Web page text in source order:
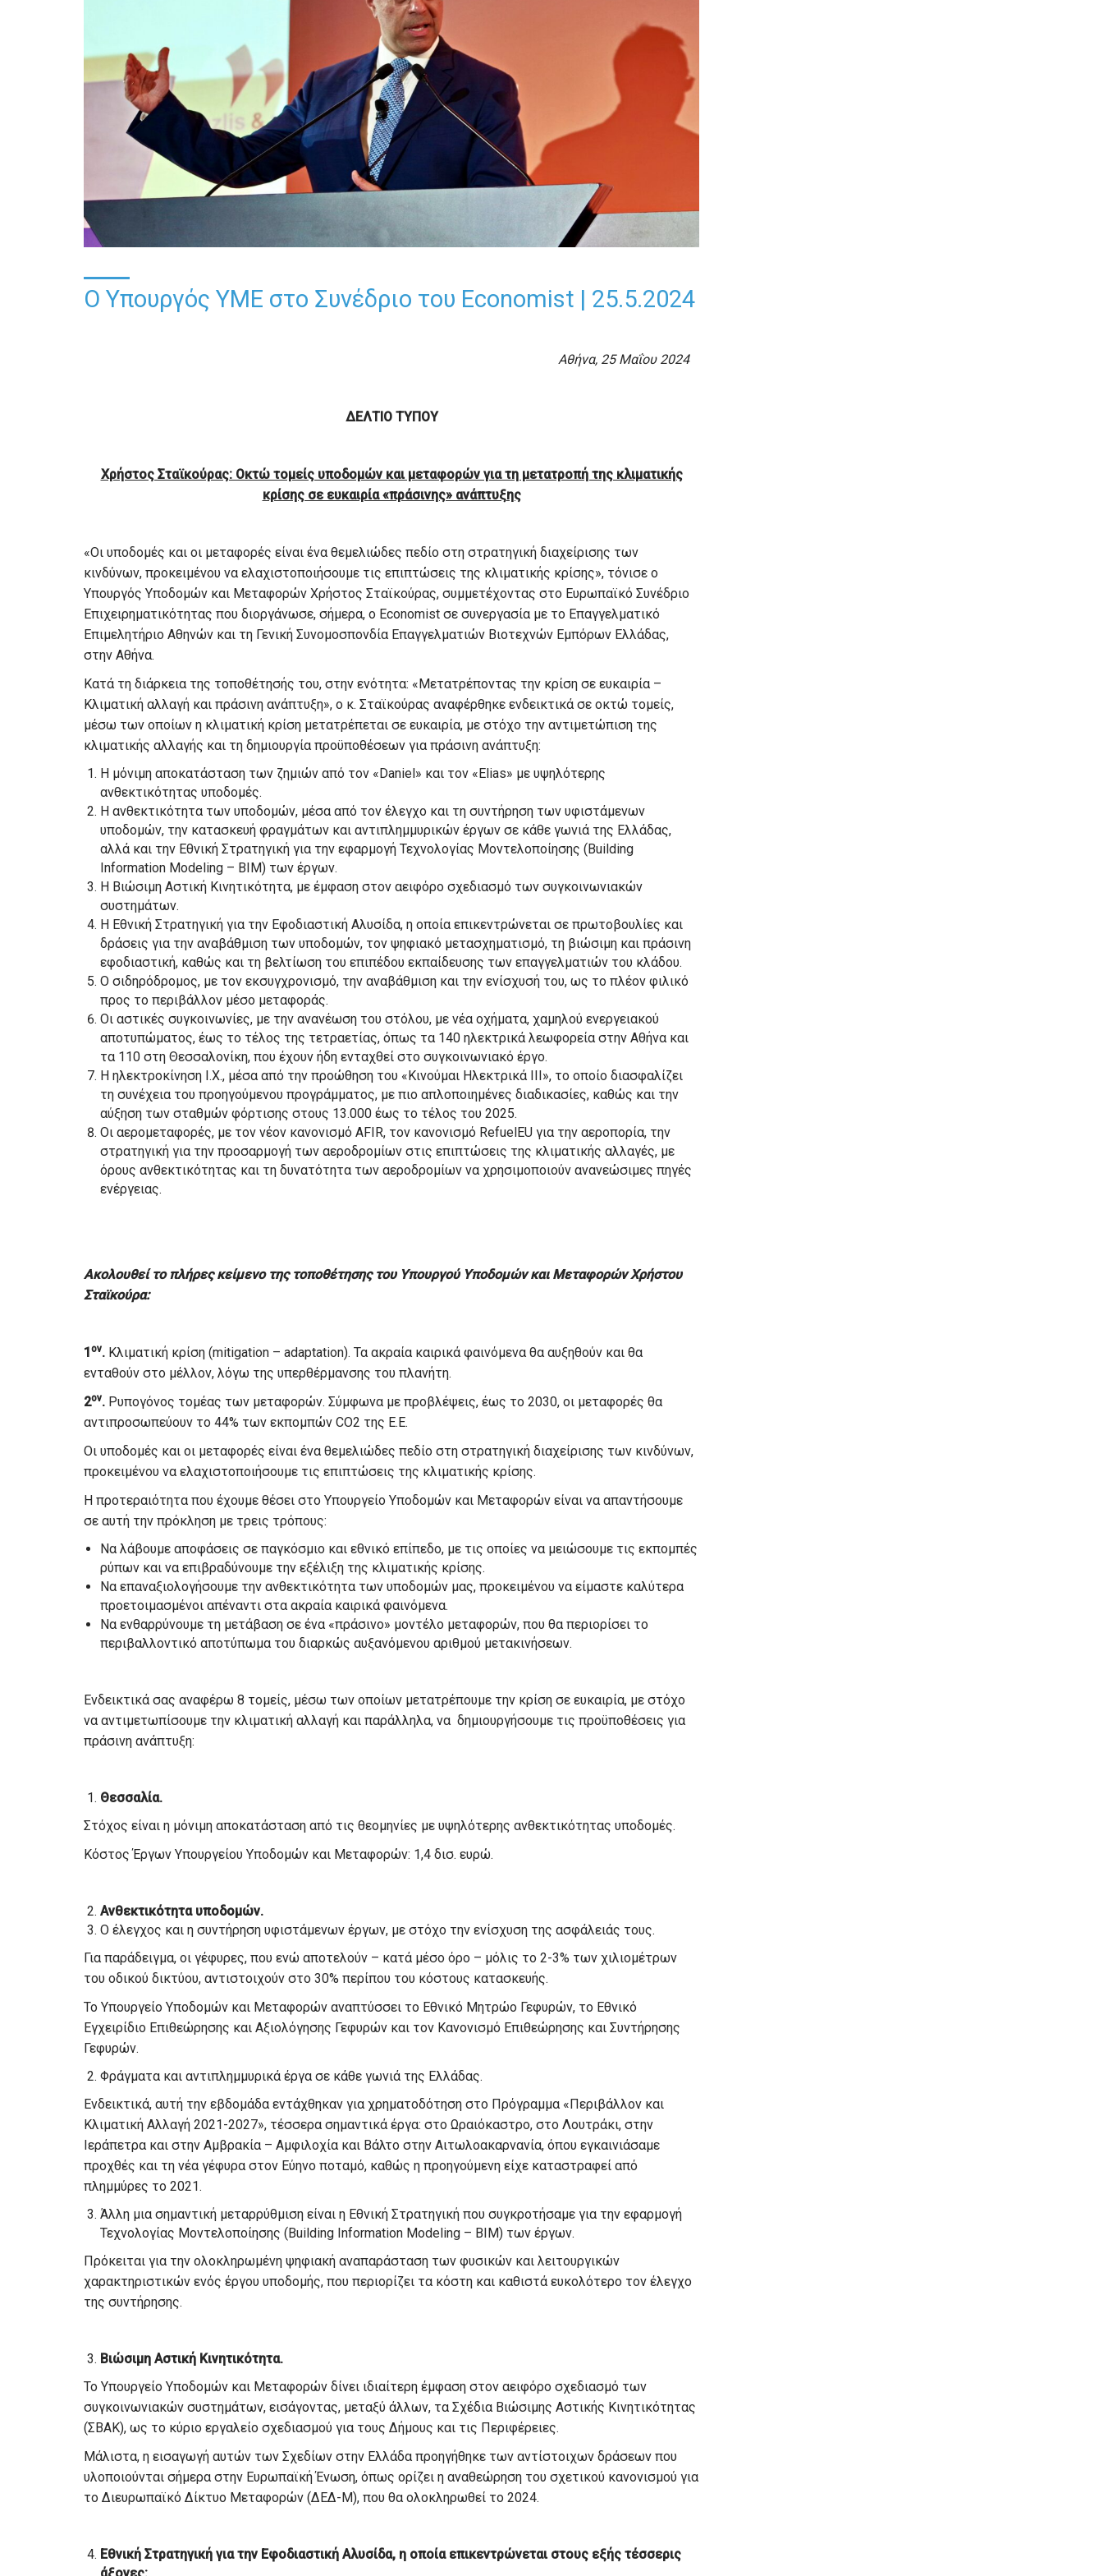
Ο Υπουργός ΥΜΕ στο Συνέδριο του Economist | 25.5.2024
Αθήνα, 25 Μαΐου 2024
ΔΕΛΤΙΟ ΤΥΠΟΥ
Χρήστος Σταϊκούρας: Οκτώ τομείς υποδομών και μεταφορών για τη μετατροπή της κλιματικής
κρίσης σε ευκαιρία «πράσινης» ανάπτυξης
«Οι υποδομές και οι μεταφορές είναι ένα θεμελιώδες πεδίο στη στρατηγική διαχείρισης των
κινδύνων, προκειμένου να ελαχιστοποιήσουμε τις επιπτώσεις της κλιματικής κρίσης», τόνισε ο
Υπουργός Υποδομών και Μεταφορών Χρήστος Σταϊκούρας, συμμετέχοντας στο Ευρωπαϊκό Συνέδριο
Επιχειρηματικότητας που διοργάνωσε, σήμερα, ο Economist σε συνεργασία με το Επαγγελματικό
Επιμελητήριο Αθηνών και τη Γενική Συνομοσπονδία Επαγγελματιών Βιοτεχνών Εμπόρων Ελλάδας,
στην Αθήνα.
Κατά τη διάρκεια της τοποθέτησής του, στην ενότητα: «Μετατρέποντας την κρίση σε ευκαιρία –
Κλιματική αλλαγή και πράσινη ανάπτυξη», ο κ. Σταϊκούρας αναφέρθηκε ενδεικτικά σε οκτώ τομείς,
μέσω των οποίων η κλιματική κρίση μετατρέπεται σε ευκαιρία, με στόχο την αντιμετώπιση της
κλιματικής αλλαγής και τη δημιουργία προϋποθέσεων για πράσινη ανάπτυξη:
Η μόνιμη αποκατάσταση των ζημιών από τον «Daniel» και τον «Elias» με υψηλότερης
ανθεκτικότητας υποδομές.
Η ανθεκτικότητα των υποδομών, μέσα από τον έλεγχο και τη συντήρηση των υφιστάμενων
υποδομών, την κατασκευή φραγμάτων και αντιπλημμυρικών έργων σε κάθε γωνιά της Ελλάδας,
αλλά και την Εθνική Στρατηγική για την εφαρμογή Τεχνολογίας Μοντελοποίησης (Building
Information Modeling – BIM) των έργων.
Η Βιώσιμη Αστική Κινητικότητα, με έμφαση στον αειφόρο σχεδιασμό των συγκοινωνιακών
συστημάτων.
Η Εθνική Στρατηγική για την Εφοδιαστική Αλυσίδα, η οποία επικεντρώνεται σε πρωτοβουλίες και
δράσεις για την αναβάθμιση των υποδομών, τον ψηφιακό μετασχηματισμό, τη βιώσιμη και πράσινη
εφοδιαστική, καθώς και τη βελτίωση του επιπέδου εκπαίδευσης των επαγγελματιών του κλάδου.
Ο σιδηρόδρομος, με τον εκσυγχρονισμό, την αναβάθμιση και την ενίσχυσή του, ως το πλέον φιλικό
προς το περιβάλλον μέσο μεταφοράς.
Οι αστικές συγκοινωνίες, με την ανανέωση του στόλου, με νέα οχήματα, χαμηλού ενεργειακού
αποτυπώματος, έως το τέλος της τετραετίας, όπως τα 140 ηλεκτρικά λεωφορεία στην Αθήνα και
τα 110 στη Θεσσαλονίκη, που έχουν ήδη ενταχθεί στο συγκοινωνιακό έργο.
Η ηλεκτροκίνηση Ι.Χ., μέσα από την προώθηση του «Κινούμαι Ηλεκτρικά ΙΙΙ», το οποίο διασφαλίζει
τη συνέχεια του προηγούμενου προγράμματος, με πιο απλοποιημένες διαδικασίες, καθώς και την
αύξηση των σταθμών φόρτισης στους 13.000 έως το τέλος του 2025.
Οι αερομεταφορές, με τον νέον κανονισμό AFIR, τον κανονισμό RefuelEU για την αεροπορία, την
στρατηγική για την προσαρμογή των αεροδρομίων στις επιπτώσεις της κλιματικής αλλαγές, με
όρους ανθεκτικότητας και τη δυνατότητα των αεροδρομίων να χρησιμοποιούν ανανεώσιμες πηγές
ενέργειας.
Ακολουθεί το πλήρες κείμενο της τοποθέτησης του Υπουργού Υποδομών και Μεταφορών Χρήστου
Σταϊκούρα:
1ον. Κλιματική κρίση (mitigation – adaptation). Τα ακραία καιρικά φαινόμενα θα αυξηθούν και θα
ενταθούν στο μέλλον, λόγω της υπερθέρμανσης του πλανήτη.
2ον. Ρυπογόνος τομέας των μεταφορών. Σύμφωνα με προβλέψεις, έως το 2030, οι μεταφορές θα
αντιπροσωπεύουν το 44% των εκπομπών CO2 της Ε.Ε.
Οι υποδομές και οι μεταφορές είναι ένα θεμελιώδες πεδίο στη στρατηγική διαχείρισης των κινδύνων,
προκειμένου να ελαχιστοποιήσουμε τις επιπτώσεις της κλιματικής κρίσης.
Η προτεραιότητα που έχουμε θέσει στο Υπουργείο Υποδομών και Μεταφορών είναι να απαντήσουμε
σε αυτή την πρόκληση με τρεις τρόπους:
Nα λάβουμε αποφάσεις σε παγκόσμιο και εθνικό επίπεδο, με τις οποίες να μειώσουμε τις εκπομπές
ρύπων και να επιβραδύνουμε την εξέλιξη της κλιματικής κρίσης.
Nα επαναξιολογήσουμε την ανθεκτικότητα των υποδομών μας, προκειμένου να είμαστε καλύτερα
προετοιμασμένοι απέναντι στα ακραία καιρικά φαινόμενα.
Nα ενθαρρύνουμε τη μετάβαση σε ένα «πράσινο» μοντέλο μεταφορών, που θα περιορίσει το
περιβαλλοντικό αποτύπωμα του διαρκώς αυξανόμενου αριθμού μετακινήσεων.
Ενδεικτικά σας αναφέρω 8 τομείς, μέσω των οποίων μετατρέπουμε την κρίση σε ευκαιρία, με στόχο
να αντιμετωπίσουμε την κλιματική αλλαγή και παράλληλα, να δημιουργήσουμε τις προϋποθέσεις για
πράσινη ανάπτυξη:
Θεσσαλία.
Στόχος είναι η μόνιμη αποκατάσταση από τις θεομηνίες με υψηλότερης ανθεκτικότητας υποδομές.
Κόστος Έργων Υπουργείου Υποδομών και Μεταφορών: 1,4 δισ. ευρώ.
Ανθεκτικότητα υποδομών.
Ο έλεγχος και η συντήρηση υφιστάμενων έργων, με στόχο την ενίσχυση της ασφάλειάς τους.
Για παράδειγμα, οι γέφυρες, που ενώ αποτελούν – κατά μέσο όρο – μόλις το 2-3% των χιλιομέτρων
του οδικού δικτύου, αντιστοιχούν στο 30% περίπου του κόστους κατασκευής.
Το Υπουργείο Υποδομών και Μεταφορών αναπτύσσει το Εθνικό Μητρώο Γεφυρών, το Εθνικό
Εγχειρίδιο Επιθεώρησης και Αξιολόγησης Γεφυρών και τον Κανονισμό Επιθεώρησης και Συντήρησης
Γεφυρών.
Φράγματα και αντιπλημμυρικά έργα σε κάθε γωνιά της Ελλάδας.
Ενδεικτικά, αυτή την εβδομάδα εντάχθηκαν για χρηματοδότηση στο Πρόγραμμα «Περιβάλλον και
Κλιματική Αλλαγή 2021-2027», τέσσερα σημαντικά έργα: στο Ωραιόκαστρο, στο Λουτράκι, στην
Ιεράπετρα και στην Αμβρακία – Αμφιλοχία και Βάλτο στην Αιτωλοακαρνανία, όπου εγκαινιάσαμε
προχθές και τη νέα γέφυρα στον Εύηνο ποταμό, καθώς η προηγούμενη είχε καταστραφεί από
πλημμύρες το 2021.
Άλλη μια σημαντική μεταρρύθμιση είναι η Εθνική Στρατηγική που συγκροτήσαμε για την εφαρμογή
Τεχνολογίας Μοντελοποίησης (Building Information Modeling – BIM) των έργων.
Πρόκειται για την ολοκληρωμένη ψηφιακή αναπαράσταση των φυσικών και λειτουργικών
χαρακτηριστικών ενός έργου υποδομής, που περιορίζει τα κόστη και καθιστά ευκολότερο τον έλεγχο
της συντήρησης.
Βιώσιμη Αστική Κινητικότητα.
Το Υπουργείο Υποδομών και Μεταφορών δίνει ιδιαίτερη έμφαση στον αειφόρο σχεδιασμό των
συγκοινωνιακών συστημάτων, εισάγοντας, μεταξύ άλλων, τα Σχέδια Βιώσιμης Αστικής Κινητικότητας
(ΣΒΑΚ), ως το κύριο εργαλείο σχεδιασμού για τους Δήμους και τις Περιφέρειες.
Μάλιστα, η εισαγωγή αυτών των Σχεδίων στην Ελλάδα προηγήθηκε των αντίστοιχων δράσεων που
υλοποιούνται σήμερα στην Ευρωπαϊκή Ένωση, όπως ορίζει η αναθεώρηση του σχετικού κανονισμού για
το Διευρωπαϊκό Δίκτυο Μεταφορών (ΔΕΔ-Μ), που θα ολοκληρωθεί το 2024.
Εθνική Στρατηγική για την Εφοδιαστική Αλυσίδα, η οποία επικεντρώνεται στους εξής τέσσερις
άξονες: